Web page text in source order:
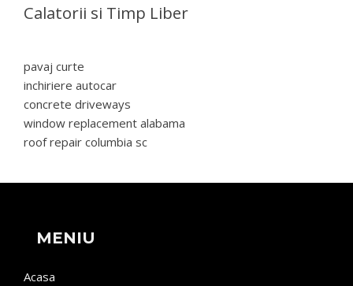
Calatorii si Timp Liber
pavaj curte
inchiriere autocar
concrete driveways
window replacement alabama
roof repair columbia sc
MENIU
Acasa